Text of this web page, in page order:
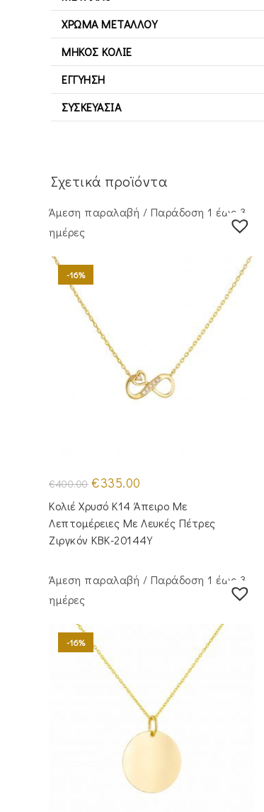
ΧΡΏΜΑ ΜΕΤΆΛΛΟΥ
ΜΉΚΟΣ ΚΟΛΙΈ
ΕΓΓΎΗΣΗ
ΣΥΣΚΕΥΑΣΊΑ
Σχετικά προϊόντα
Άμεση παραλαβή / Παράδoση 1 έως 3
ημέρες
-16%
€400.00 Original
price
was:
€400.00.
€335.00
είναι:
€335.00.
Κολιέ Χρυσό Κ14 Άπειρο Με
Λεπτομέρειες Με Λευκές Πέτρες
Ζιργκόν KBK-20144Y
Άμεση παραλαβή / Παράδoση 1 έως 3
ημέρες
-16%